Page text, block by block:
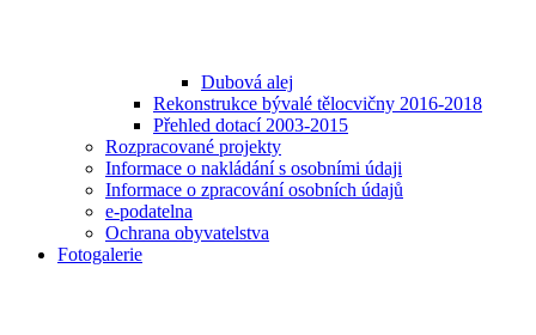
Dubová alej
Rekonstrukce bývalé tělocvičny 2016-2018
Přehled dotací 2003-2015
Rozpracované projekty
Informace o nakládání s osobními údaji
Informace o zpracování osobních údajů
e-podatelna
Ochrana obyvatelstva
Fotogalerie